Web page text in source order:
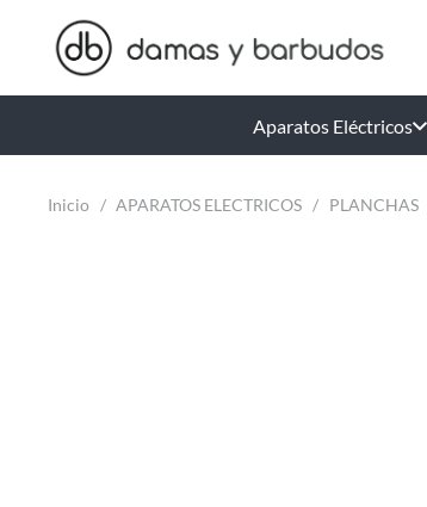
Aparatos Eléctricos
Inicio / APARATOS ELECTRICOS / PLANCHAS